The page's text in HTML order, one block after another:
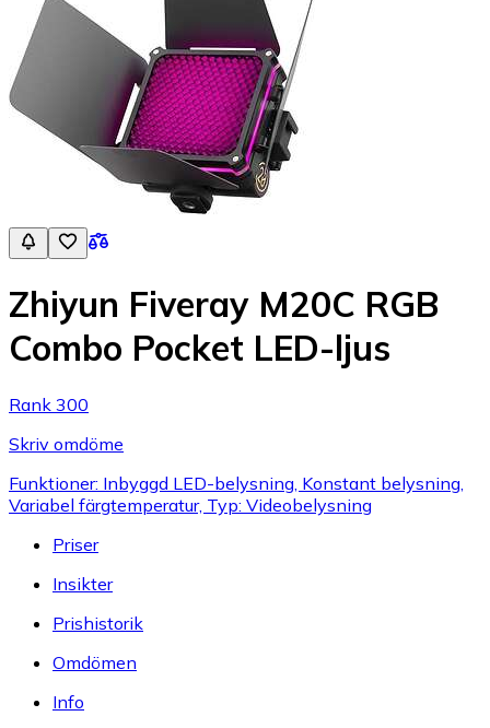
Zhiyun Fiveray M20C RGB
Combo Pocket LED-ljus
Rank 300
Skriv omdöme
Funktioner: Inbyggd LED-belysning, Konstant belysning,
Variabel färgtemperatur, Typ: Videobelysning
Priser
Insikter
Prishistorik
Omdömen
Info